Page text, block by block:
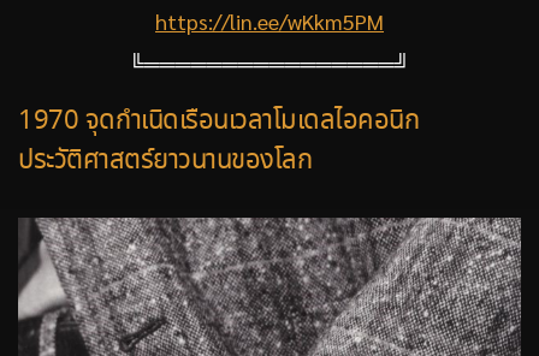
https://lin.ee/wKkm5PM
╚════════════════╝
1970 จุดกำเนิดเรือนเวลาโมเดลไอคอนิก
ประวัติศาสตร์ยาวนานของโลก